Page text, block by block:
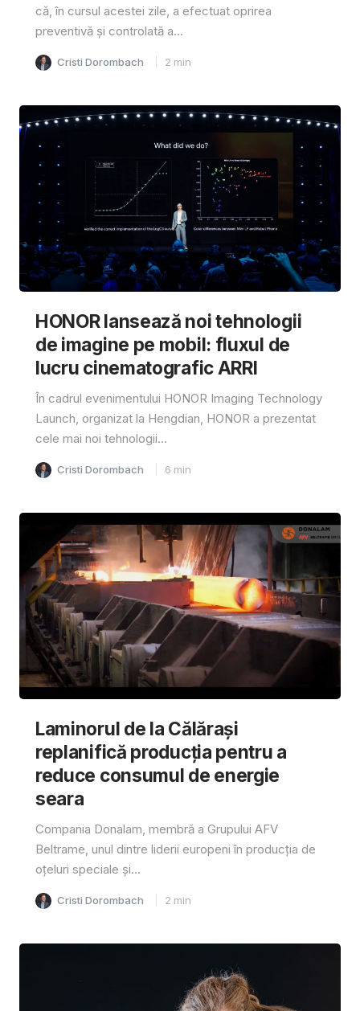
că, în cursul acestei zile, a efectuat oprirea
preventivă și controlată a...
Cristi Dorombach 2 min
HONOR lansează noi tehnologii
de imagine pe mobil: fluxul de
lucru cinematografic ARRI
În cadrul evenimentului HONOR Imaging Technology
Launch, organizat la Hengdian, HONOR a prezentat
cele mai noi tehnologii...
Cristi Dorombach 6 min
Laminorul de la Călărași
replanifică producția pentru a
reduce consumul de energie
seara
Compania Donalam, membră a Grupului AFV
Beltrame, unul dintre liderii europeni în producția de
oțeluri speciale și...
Cristi Dorombach 2 min